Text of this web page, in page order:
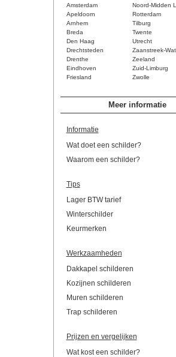
Amsterdam
Noord-Midden
Apeldoorn
Rotterdam
Arnhem
Tilburg
Breda
Twente
Den Haag
Utrecht
Drechtsteden
Zaanstreek-
Drenthe
Zeeland
Eindhoven
Zuid-Limburg
Friesland
Zwolle
Meer informatie
Informatie
Wat doet een schilder?
Waarom een schilder?
Tips
Lager BTW tarief
Winterschilder
Keurmerken
Werkzaamheden
Dakkapel schilderen
Kozijnen schilderen
Muren schilderen
Trap schilderen
Prijzen en vergelijken
Wat kost een schilder?